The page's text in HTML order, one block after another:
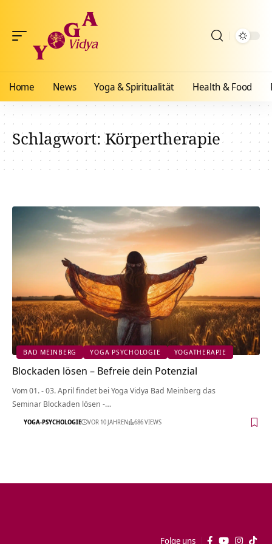
Home News Yoga & Spiritualität Health & Food
Schlagwort:Körpertherapie
BAD MEINBERG YOGA PSYCHOLOGIE YOGATHERAPIE
Blockaden lösen – Befreie dein Potenzial
Vom 01. - 03. April findet bei Yoga Vidya Bad Meinberg das
Seminar Blockaden lösen -…
YOGA-PSYCHOLOGIE VOR 10 JAHREN 686 VIEWS
Folge uns